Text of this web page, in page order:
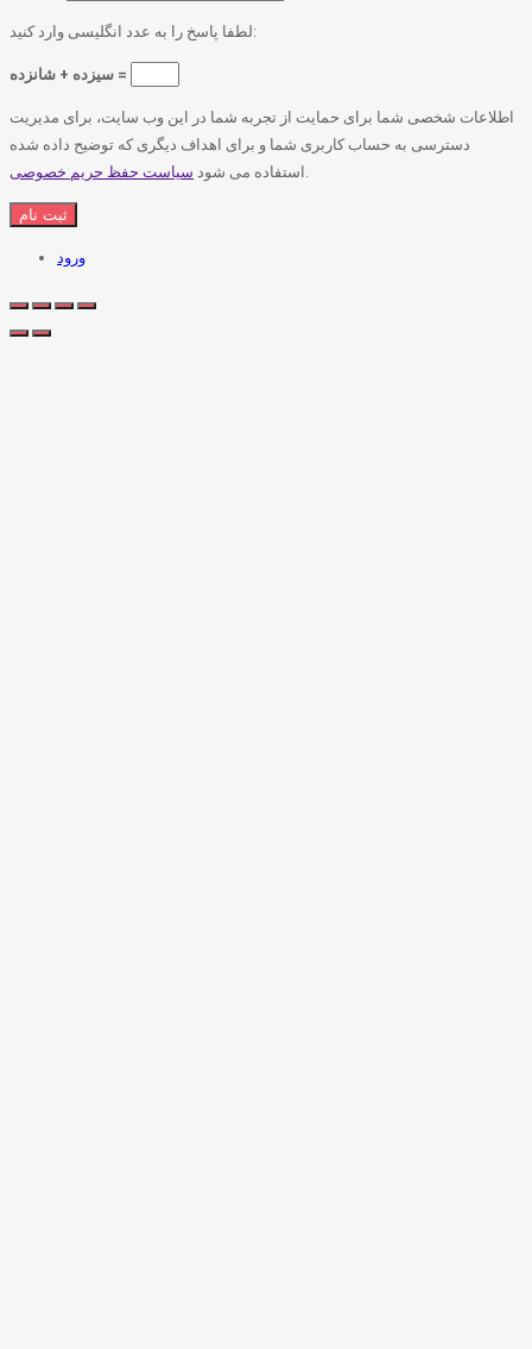
لطفا پاسخ را به عدد انگلیسی وارد کنید:
سیزده + شانزده =
اطلاعات شخصی شما برای حمایت از تجربه شما در این وب سایت، برای مدیریت
دسترسی به حساب کاربری شما و برای اهداف دیگری که توضیح داده شده
استفاده می شود سیاست حفظ حریم خصوصی .
ورود